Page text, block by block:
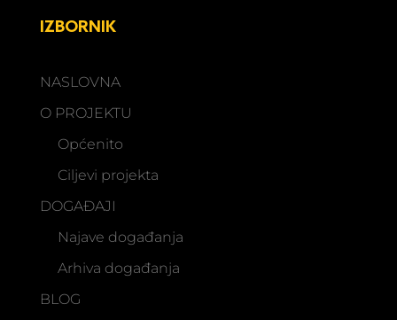
IZBORNIK
NASLOVNA
O PROJEKTU
Općenito
Ciljevi projekta
DOGAĐAJI
Najave događanja
Arhiva događanja
BLOG